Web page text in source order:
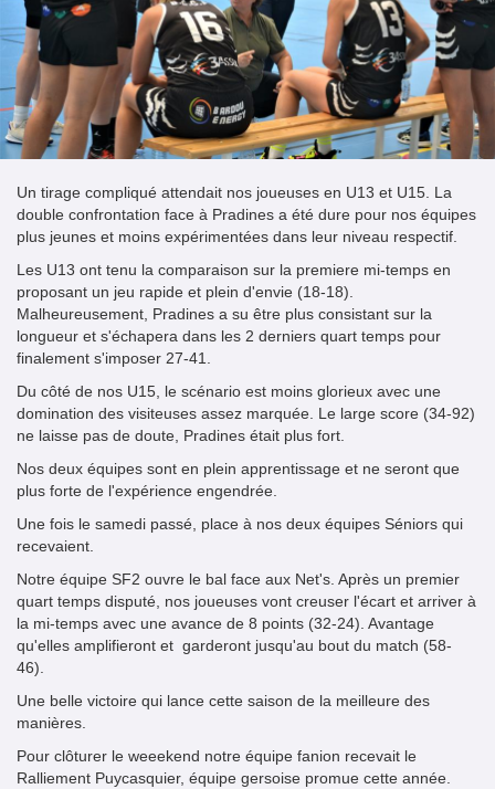
Un tirage compliqué attendait nos joueuses en U13 et U15. La
double confrontation face à Pradines a été dure pour nos équipes
plus jeunes et moins expérimentées dans leur niveau respectif.
Les U13 ont tenu la comparaison sur la premiere mi-temps en
proposant un jeu rapide et plein d'envie (18-18).
Malheureusement, Pradines a su être plus consistant sur la
longueur et s'échapera dans les 2 derniers quart temps pour
finalement s'imposer 27-41.
Du côté de nos U15, le scénario est moins glorieux avec une
domination des visiteuses assez marquée. Le large score (34-92)
ne laisse pas de doute, Pradines était plus fort.
Nos deux équipes sont en plein apprentissage et ne seront que
plus forte de l'expérience engendrée.
Une fois le samedi passé, place à nos deux équipes Séniors qui
recevaient.
Notre équipe SF2 ouvre le bal face aux Net's. Après un premier
quart temps disputé, nos joueuses vont creuser l'écart et arriver à
la mi-temps avec une avance de 8 points (32-24). Avantage
qu'elles amplifieront et garderont jusqu'au bout du match (58-
46).
Une belle victoire qui lance cette saison de la meilleure des
manières.
Pour clôturer le weeekend notre équipe fanion recevait le
Ralliement Puycasquier, équipe gersoise promue cette année.